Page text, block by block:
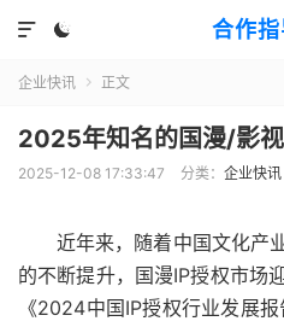
合作


企业快讯  正文
2025年知名的国漫/影
2025-12-08 17:33:47 分类： 企业快讯
近年来，随着中国文化产
的不断提升，国漫IP授权市场
《2024中国IP授权行业发展